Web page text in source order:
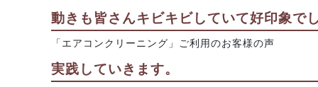
動きも皆さんキビキビしていて好印象で
「エアコンクリーニング」ご利用のお客様の声
実践していきます。